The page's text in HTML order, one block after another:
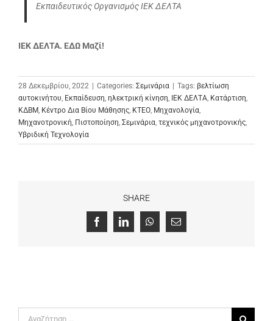
Εκπαιδευτικός Οργανισμός ΙΕΚ ΔΕΛΤΑ
ΙΕΚ ΔΕΛΤΑ. ΕΔΩ Μαζί!
28 Δεκεμβρίου, 2022 | Categories: Σεμινάρια | Tags: βελτίωση
αυτοκινήτου Εκπαίδευση ηλεκτρική κίνηση ΙΕΚ ΔΕΛΤΑ Κατάρτιση
ΚΔΒΜ Κέντρο Δια Βίου Μάθησης ΚΤΕΟ Μηχανολογία
Μηχανοτρονική Πιστοποίηση Σεμινάρια τεχνικός μηχανοτρονικής
Υβριδική Τεχνολογία
SHARE
FacebookLinkedInWhatsApp
Email